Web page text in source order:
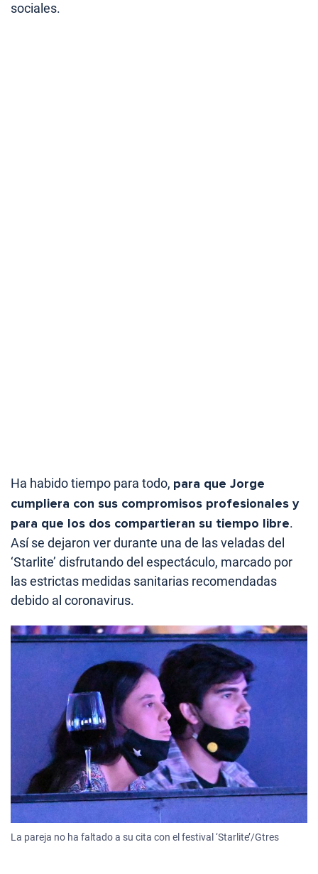
sociales.
Ha habido tiempo para todo, para que Jorge
cumpliera con sus compromisos profesionales y
para que los dos compartieran su tiempo libre.
Así se dejaron ver durante una de las veladas del
‘Starlite’ disfrutando del espectáculo, marcado por
las estrictas medidas sanitarias recomendadas
debido al coronavirus.
La pareja no ha faltado a su cita con el festival ‘Starlite’/Gtres